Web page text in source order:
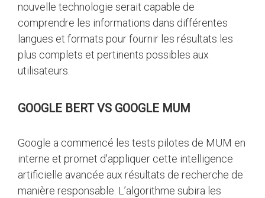
nouvelle technologie serait capable de
comprendre les informations dans différentes
langues et formats pour fournir les résultats les
plus complets et pertinents possibles aux
utilisateurs.
GOOGLE BERT VS GOOGLE MUM
Google a commencé les tests pilotes de MUM en
interne et promet d'appliquer cette intelligence
artificielle avancée aux résultats de recherche de
manière responsable. L’algorithme subira les